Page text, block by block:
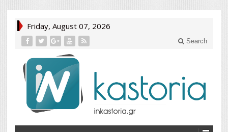
Friday, August 07, 2026
Search